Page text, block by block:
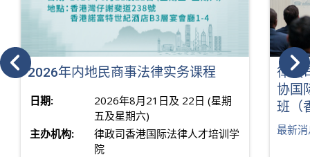
2026年内地民商事法律实务课程
日期:
2026年8月21日及 22日 (星期
五及星期六)
主办机构:
律政司香港国际法律人才培训学
院
律政
协国
班（
最新